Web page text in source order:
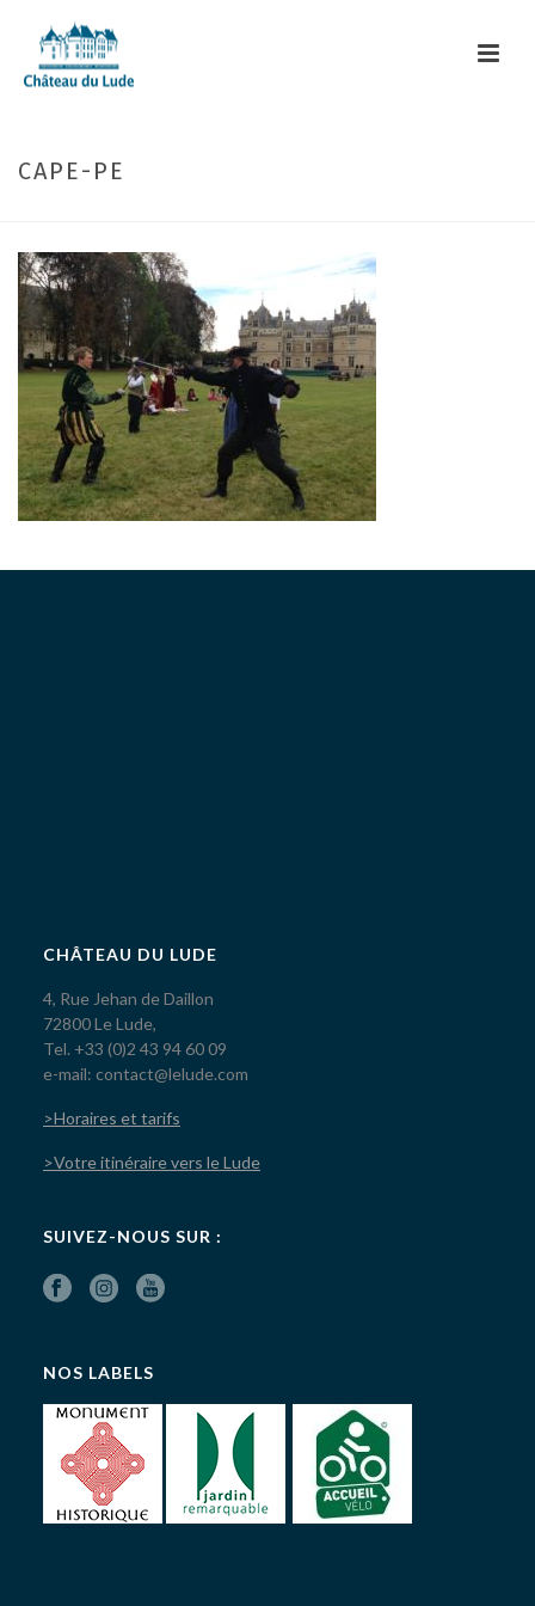
CAPE-PE
CHÂTEAU DU LUDE
4, Rue Jehan de Daillon
72800 Le Lude,
Tel. +33 (0)2 43 94 60 09
e-mail: contact@lelude.com
>Horaires et tarifs
>Votre itinéraire vers le Lude
SUIVEZ-NOUS SUR :
NOS LABELS